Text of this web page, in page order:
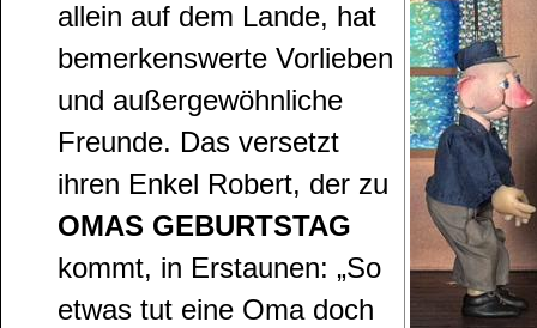
allein auf dem Lande, hat
bemerkenswerte Vorlieben
und außergewöhnliche
Freunde. Das versetzt
ihren Enkel Robert, der zu
OMAS GEBURTSTAG
kommt, in Erstaunen: „So
etwas tut eine Oma doch